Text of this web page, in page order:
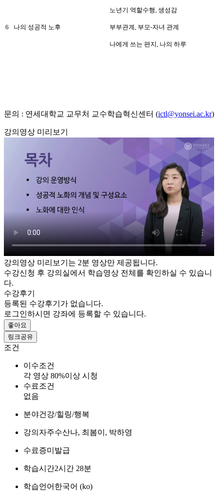
6 나의 성공적 노후
노년기 역할수행, 생성감
부부관계, 부모-자녀 관계
나에게 쓰는 편지, 나의 하루
문의 : 연세대학교 교무처 교수학습혁신센터 (ictl@yonsei.ac.kr)
강의영상 미리보기
강의영상 미리보기는 2분 영상만 제공됩니다.
수강신청 후 강의실에서 학습영상 전체를 확인하실 수 있습니
다.
수강후기
등록된 수강후기가 없습니다.
로그인하시면 강좌에 등록할 수 있습니다.
좋아요
링크공유
조건
이수조건
각 영상 80%이상 시청
수료조건
없음
분야건강/힐링/행복
강의자주수산나, 최봄이, 박하영
수료증미발급
학습시간2시간 28분
학습언어 한국어 ‎(ko)‎